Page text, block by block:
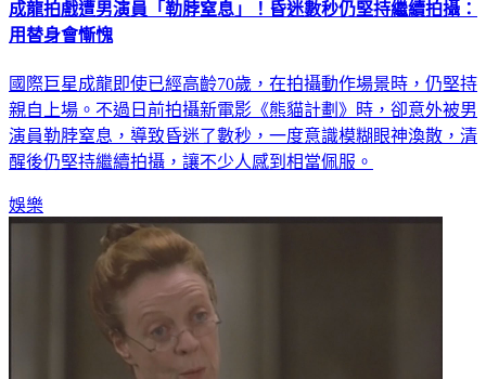
成龍拍戲遭男演員「勒脖窒息」！昏迷數秒仍堅持繼續拍攝：
用替身會慚愧
國際巨星成龍即使已經高齡70歲，在拍攝動作場景時，仍堅持
親自上場。不過日前拍攝新電影《熊貓計劃》時，卻意外被男
演員勒脖窒息，導致昏迷了數秒，一度意識模糊眼神渙散，清
醒後仍堅持繼續拍攝，讓不少人感到相當佩服。
娛樂